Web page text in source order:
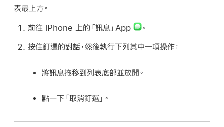
表最上方。
前往 iPhone 上的「訊息」App 。
按住釘選的對話，然後執行下列其中一項操作：
將訊息拖移到列表底部並放開。
點一下「取消釘選」。